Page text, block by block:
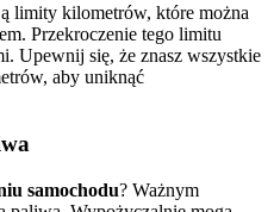
limity kilometrów, które można
Przekroczenie tego limitu
Upewnij się, że znasz wszystkie
aby uniknąć
samochodu? Ważnym